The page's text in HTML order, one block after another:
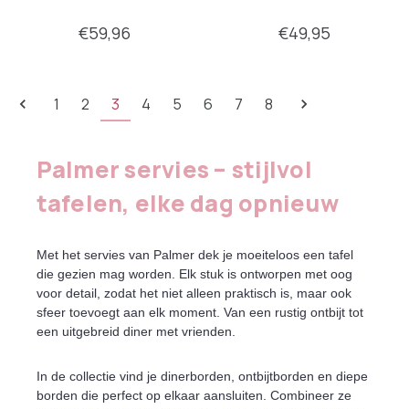
€59,96 €49,95
1 2 3 4 5 6 7 8
Palmer servies – stijlvol
tafelen, elke dag opnieuw
Met het servies van Palmer dek je moeiteloos een tafel
die gezien mag worden. Elk stuk is ontworpen met oog
voor detail, zodat het niet alleen praktisch is, maar ook
sfeer toevoegt aan elk moment. Van een rustig ontbijt tot
een uitgebreid diner met vrienden.
In de collectie vind je dinerborden, ontbijtborden en diepe
borden die perfect op elkaar aansluiten. Combineer ze